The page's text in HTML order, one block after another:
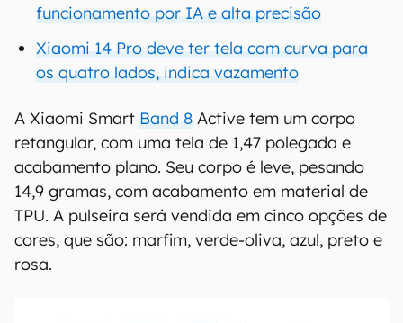
funcionamento por IA e alta precisão
Xiaomi 14 Pro deve ter tela com curva para
os quatro lados, indica vazamento
A Xiaomi Smart Band 8 Active tem um corpo
retangular, com uma tela de 1,47 polegada e
acabamento plano. Seu corpo é leve, pesando
14,9 gramas, com acabamento em material de
TPU. A pulseira será vendida em cinco opções de
cores, que são: marfim, verde-oliva, azul, preto e
rosa.